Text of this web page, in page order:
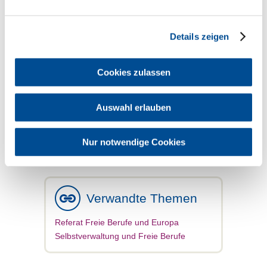
Details zeigen
Cookies zulassen
Auswahl erlauben
Nur notwendige Cookies
Vorgaben möglich gewesen wären.
versammelten Mitgliedsstaaten in dieser
die anstehenden Trilogverhandlungen
nehmen werden. Beobachter rechnen
Gesetzgebungsverfahren rechtzeitig vor
den Europawahlen im Juni 2024
abgeschlossen werden wird.
Quelle: BZB 11/2023, S. 28
Verwandte Themen
Referat Freie Berufe und Europa
Selbstverwaltung und Freie Berufe